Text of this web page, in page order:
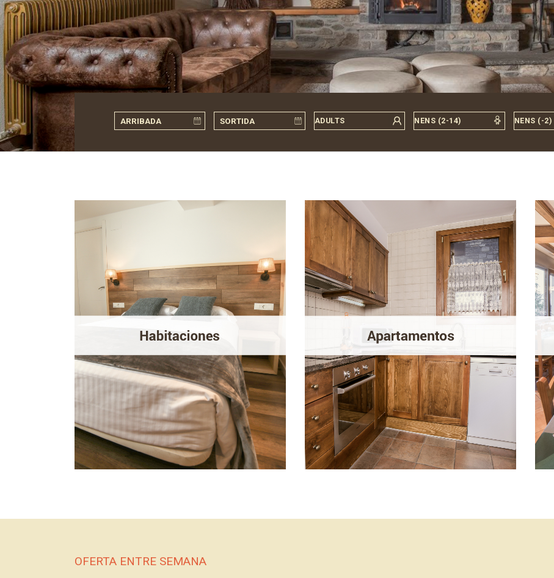
Habitaciones dobles, triples
y familiares de tipo
Standard o Superior.
estilo clásico con mucho encanto y buenas
vistas al pueblo de Alp. Y también
habitaciones Superiores totalmente
renovadas con amplios y modernos baños.
MÁS INFORMACIÓN
Apartamentos de 4 y 6
plazas totalmente
equipados.
toallas, cocina equipada, tv, wiﬁ y plaza de
párquing (de pago) en el mismo edificio, en
un entorno tranquilo y con excelentes vistas
al valle y a la estación de Masella.
MÁS INFORMACIÓN
OFERTA ENTRE SEMANA